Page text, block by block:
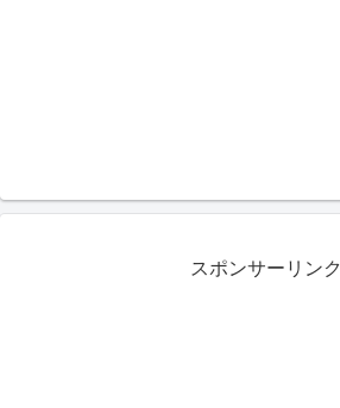
スポンサーリンク